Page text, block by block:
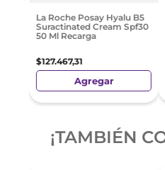
La Roche Posay Hyalu B5
Suractinated Cream Spf30
50 Ml Recarga
$127.467,31
Agregar
¡TAMBIÉN